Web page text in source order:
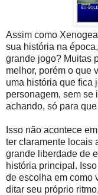
Assim como
sua história na
grande jogo? Muitas
melhor, porém o que
uma história que fica
personagem, sem se
achando, só para
Isso não acontece
ter claramente locais
grande liberdade de
história principal.
de escolha em como
ditar seu próprio